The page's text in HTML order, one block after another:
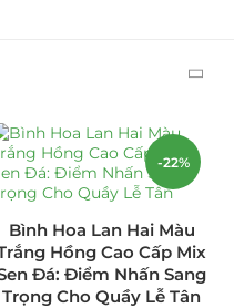
(145)
-22%
Bình Hoa Lan Hai Màu
Hồng Cao Cấp Mix
Đá: Điểm Nhấn Sang
Trọng Cho Quầy Lễ Tân